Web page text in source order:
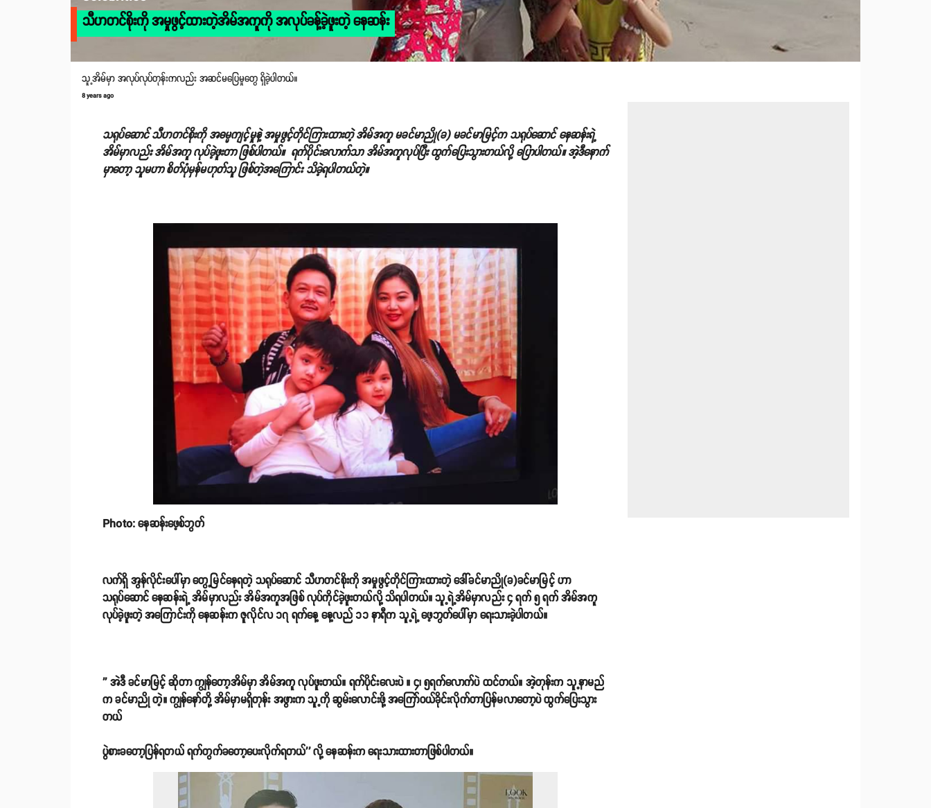
သီဟတင်စိုးကို အမှုဖွင့်ထားတဲ့အိမ်အကူကို အလုပ်ခန့်ခဲ့ဖူးတဲ့ နေဆန်း
သူ့အိမ်မှာ အလုပ်လုပ်တုန်းကလည်း အဆင်မပြေမှုတွေ ရှိခဲ့ပါတယ်။
8 years ago
သရုပ်ဆောင် သီဟတင်စိုးကို အဓမ္မကျင့်မှုနဲ့ အမှုဖွင့်တိုင်ကြားထားတဲ့ အိမ်အကူ မခင်မာညို(ခ) မခင်မာမြင့်က သရုပ်ဆောင် နေဆန်းရဲ့
အိမ်မှာလည်း အိမ်အကူ လုပ်ခဲ့ဖူးတာ ဖြစ်ပါတယ်။ ရက်ပိုင်းလောက်သာ အိမ်အကူလုပ်ပြီး ထွက်ပြေးသွားတယ်လို့ ပြောပါတယ်။ အဲ့ဒီနောက်
မှာတော့ သူမဟာ စိတ်ပုံမှန်မဟုတ်သူ ဖြစ်တဲ့အကြောင်း သိခဲ့ရပါတယ်တဲ့။
Photo: နေဆန်းဖေ့စ်ဘွတ်
လက်ရှိ အွန်လိုင်းပေါ်မှာ တွေ့မြင်နေရတဲ့ သရုပ်ဆောင် သီဟတင်စိုးကို အမှုဖွင့်တိုင်ကြားထားတဲ့ ဒေါ်ခင်မာညို(ခ)ခင်မာမြင့် ဟာ
သရုပ်ဆောင် နေဆန်းရဲ့ အိမ်မှာလည်း အိမ်အကူအဖြစ် လုပ်ကိုင်ခဲ့ဖူးတယ်လို့ သိရပါတယ်။ သူ့ရဲ့အိမ်မှာလည်း ၄ ရက် ၅ ရက် အိမ်အကူ
လုပ်ခဲ့ဖူးတဲ့ အကြောင်းကို နေဆန်းက ဇူလိုင်လ ၁၇ ရက်နေ့ နေ့လည် ၁၁ နာရီက သူ့ရဲ့ ဖေ့ဘွတ်ပေါ်မှာ ရေးသားခဲ့ပါတယ်။
'' အဲဒီ ခင်မာမြင့် ဆိုတာ ကျွန်တော့အိမ်မှာ အိမ်အကူ လုပ်ဖူးတယ်။ ရက်ပိုင်းလေးပဲ ။ ၄၊ ၅ရက်လောက်ပဲ ထင်တယ်။ အဲ့တုန်းက သူ့နာမည်
က ခင်မာညို တဲ့။ ကျွန်နော်တို့ အိမ်မှာမရှိတုန်း အဖွားက သူ့ကို ဆွမ်းလောင်းဖို့ အကြော်ဝယ်ခိုင်းလိုက်တာပြန်မလာတော့ပဲ ထွက်ပြေးသွား
တယ်
ပွဲစားခတော့ပြန်ရတယ် ရက်တွက်ခတော့ပေးလိုက်ရတယ်'' လို့ နေဆန်းက ရေးသားထားတာဖြစ်ပါတယ်။